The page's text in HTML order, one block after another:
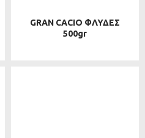
GRAN CACIO ΦΛΥΔΕΣ
500gr